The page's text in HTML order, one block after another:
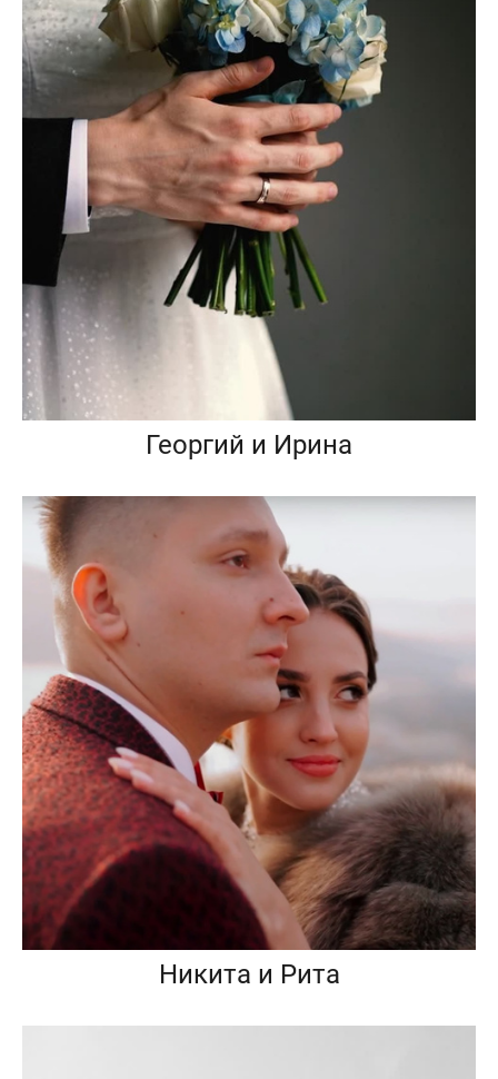
Георгий и Ирина
Никита и Рита